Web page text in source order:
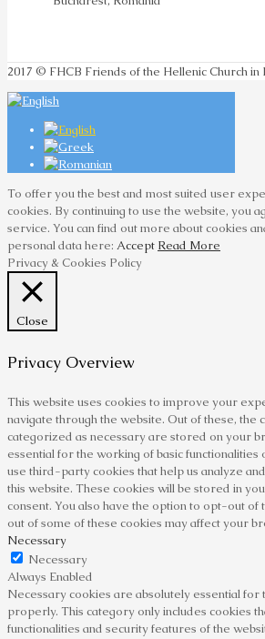
2017 © FHCB Friends of the Hellenic Church in
To offer you the best and most suited user
cookies. By continuing to use the website, you
service. You can find out more about cookies
personal data here: Accept Read More
Privacy & Cookies Policy
Close
Privacy Overview
This website uses cookies to improve your
navigate through the website. Out of these, the
categorized as necessary are stored on your
essential for the working of basic functionalities
use third-party cookies that help us analyze
this website. These cookies will be stored in
consent. You also have the option to opt-out of
out of some of these cookies may affect your
Necessary
Necessary
Always Enabled
Necessary cookies are absolutely essential for
properly. This category only includes cookies
functionalities and security features of the